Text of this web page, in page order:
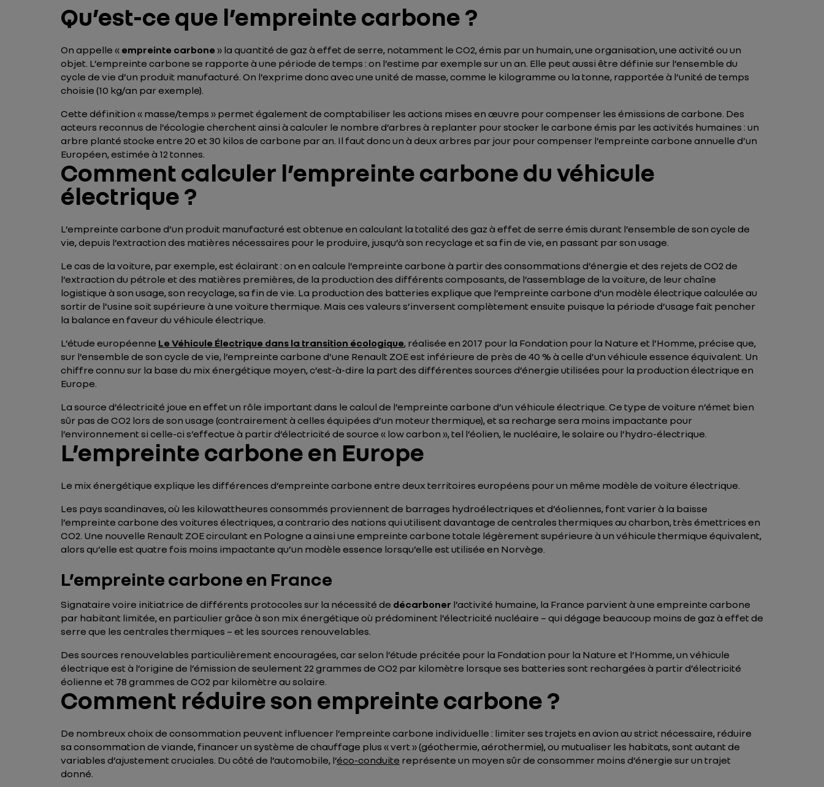
Qu’est-ce que l’empreinte carbone ?
On appelle « empreinte carbone » la quantité de gaz à effet de serre, notamment le CO2, émis par un humain, une organisation, une activité ou un
objet. L’empreinte carbone se rapporte à une période de temps : on l’estime par exemple sur un an. Elle peut aussi être définie sur l’ensemble du
cycle de vie d’un produit manufacturé. On l’exprime donc avec une unité de masse, comme le kilogramme ou la tonne, rapportée à l’unité de temps
choisie (10 kg/an par exemple).
Cette définition « masse/temps » permet également de comptabiliser les actions mises en œuvre pour compenser les émissions de carbone. Des
acteurs reconnus de l’écologie cherchent ainsi à calculer le nombre d’arbres à replanter pour stocker le carbone émis par les activités humaines : un
arbre planté stocke entre 20 et 30 kilos de carbone par an. Il faut donc un à deux arbres par jour pour compenser l’empreinte carbone annuelle d’un
Européen, estimée à 12 tonnes.
Comment calculer l’empreinte carbone du véhicule
électrique ?
L’empreinte carbone d’un produit manufacturé est obtenue en calculant la totalité des gaz à effet de serre émis durant l’ensemble de son cycle de
vie, depuis l’extraction des matières nécessaires pour le produire, jusqu’à son recyclage et sa fin de vie, en passant par son usage.
Le cas de la voiture, par exemple, est éclairant : on en calcule l’empreinte carbone à partir des consommations d’énergie et des rejets de CO2 de
l’extraction du pétrole et des matières premières, de la production des différents composants, de l’assemblage de la voiture, de leur chaîne
logistique à son usage, son recyclage, sa fin de vie. La production des batteries explique que l’empreinte carbone d’un modèle électrique calculée au
sortir de l’usine soit supérieure à une voiture thermique. Mais ces valeurs s’inversent complètement ensuite puisque la période d’usage fait pencher
la balance en faveur du véhicule électrique.
L’étude européenne Le Véhicule Électrique dans la transition écologique, réalisée en 2017 pour la Fondation pour la Nature et l’Homme, précise que,
sur l’ensemble de son cycle de vie, l’empreinte carbone d’une Renault ZOE est inférieure de près de 40 % à celle d’un véhicule essence équivalent. Un
chiffre connu sur la base du mix énergétique moyen, c’est-à-dire la part des différentes sources d’énergie utilisées pour la production électrique en
Europe.
La source d’électricité joue en effet un rôle important dans le calcul de l’empreinte carbone d’un véhicule électrique. Ce type de voiture n’émet bien
sûr pas de CO2 lors de son usage (contrairement à celles équipées d’un moteur thermique), et sa recharge sera moins impactante pour
l’environnement si celle-ci s’effectue à partir d’électricité de source « low carbon », tel l’éolien, le nucléaire, le solaire ou l’hydro-électrique.
L’empreinte carbone en Europe
Le mix énergétique explique les différences d’empreinte carbone entre deux territoires européens pour un même modèle de voiture électrique.
Les pays scandinaves, où les kilowattheures consommés proviennent de barrages hydroélectriques et d’éoliennes, font varier à la baisse
l’empreinte carbone des voitures électriques, a contrario des nations qui utilisent davantage de centrales thermiques au charbon, très émettrices en
CO2. Une nouvelle Renault ZOE circulant en Pologne a ainsi une empreinte carbone totale légèrement supérieure à un véhicule thermique équivalent,
alors qu’elle est quatre fois moins impactante qu’un modèle essence lorsqu’elle est utilisée en Norvège.
L’empreinte carbone en France
Signataire voire initiatrice de différents protocoles sur la nécessité de décarboner l’activité humaine, la France parvient à une empreinte carbone
par habitant limitée, en particulier grâce à son mix énergétique où prédominent l’électricité nucléaire – qui dégage beaucoup moins de gaz à effet de
serre que les centrales thermiques – et les sources renouvelables.
Des sources renouvelables particulièrement encouragées, car selon l’étude précitée pour la Fondation pour la Nature et l’Homme, un véhicule
électrique est à l’origine de l’émission de seulement 22 grammes de CO2 par kilomètre lorsque ses batteries sont rechargées à partir d’électricité
éolienne et 78 grammes de CO2 par kilomètre au solaire.
Comment réduire son empreinte carbone ?
De nombreux choix de consommation peuvent influencer l’empreinte carbone individuelle : limiter ses trajets en avion au strict nécessaire, réduire
sa consommation de viande, financer un système de chauffage plus « vert » (géothermie, aérothermie), ou mutualiser les habitats, sont autant de
variables d’ajustement cruciales. Du côté de l’automobile, l’éco-conduite représente un moyen sûr de consommer moins d’énergie sur un trajet
donné.